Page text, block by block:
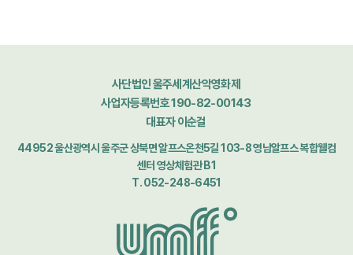
사단법인 울주세계산악영화제
사업자등록번호 190-82-00143
대표자 이순걸
44952 울산광역시 울주군 상북면 알프스온천5길 103-8 영남알프스 복합웰컴
센터 영상체험관 B1
T. 052-248-6451